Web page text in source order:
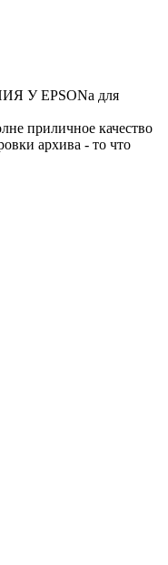
У EPSONа для
приличное качество
архива - то что